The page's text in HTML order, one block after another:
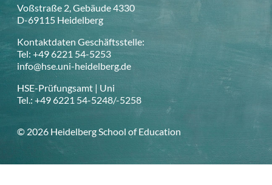
Voßstraße 2, Gebäude 4330
D-69115 Heidelberg
Kontaktdaten Geschäftsstelle:
Tel: +49 6221 54-5253
info@hse.uni-heidelberg.de
HSE-Prüfungsamt | Uni
Tel.: +49 6221 54-5248/-5258
© 2026 Heidelberg School of Education